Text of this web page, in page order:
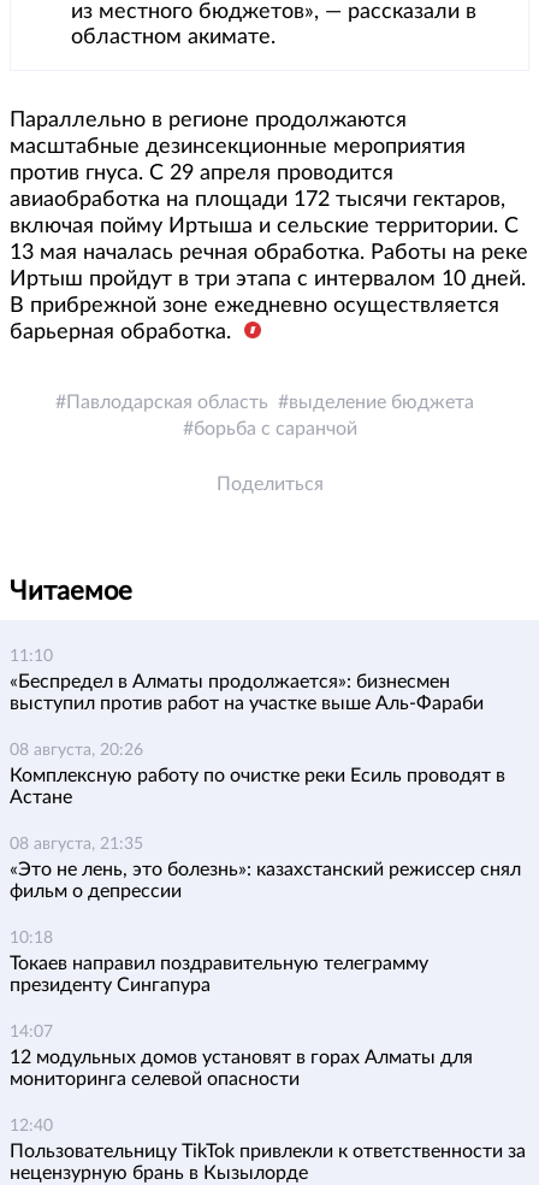
из местного бюджетов», — рассказали в
областном акимате.
Параллельно в регионе продолжаются
масштабные дезинсекционные мероприятия
против гнуса. С 29 апреля проводится
авиаобработка на площади 172 тысячи гектаров,
включая пойму Иртыша и сельские территории. С
13 мая началась речная обработка. Работы на реке
Иртыш пройдут в три этапа с интервалом 10 дней.
В прибрежной зоне ежедневно осуществляется
барьерная обработка.
Павлодарская область
выделение бюджета
борьба с саранчой
Поделиться
Читаемое
11:10
«Беспредел в Алматы продолжается»: бизнесмен
выступил против работ на участке выше Аль-Фараби
08 августа, 20:26
Комплексную работу по очистке реки Есиль проводят в
Астане
08 августа, 21:35
«Это не лень, это болезнь»: казахстанский режиссер снял
фильм о депрессии
10:18
Токаев направил поздравительную телеграмму
президенту Сингапура
14:07
12 модульных домов установят в горах Алматы для
мониторинга селевой опасности
12:40
Пользовательницу TikTok привлекли к ответственности за
нецензурную брань в Кызылорде